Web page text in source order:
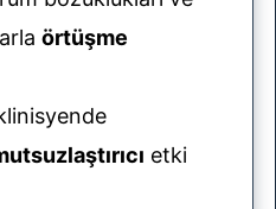
örtüşme
etki